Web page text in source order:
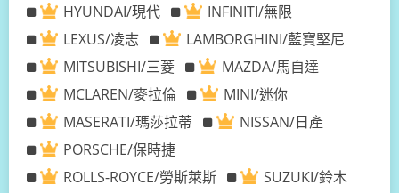
HYUNDAI/現代
INFINITI/無限
LEXUS/凌志
LAMBORGHINI/藍寶堅尼
MITSUBISHI/三菱
MAZDA/馬自達
MCLAREN/麥拉倫
MINI/迷你
MASERATI/瑪莎拉蒂
NISSAN/日產
PORSCHE/保時捷
ROLLS-ROYCE/勞斯萊斯
SUZUKI/鈴木